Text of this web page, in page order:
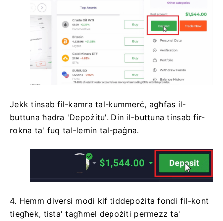
Jekk tinsab fil-kamra tal-kummerċ, agħfas il-
buttuna ħadra 'Depożitu'. Din il-buttuna tinsab fir-
rokna ta' fuq tal-lemin tal-paġna.
4. Hemm diversi modi kif tiddepożita fondi fil-kont
tiegħek, tista' tagħmel depożiti permezz ta'